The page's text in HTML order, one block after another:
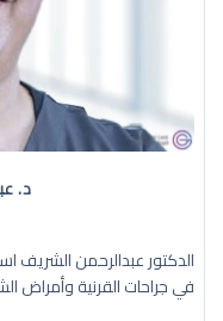
د.
الدكتور عبدالرحمن
في جراحات القرنية وأمراض